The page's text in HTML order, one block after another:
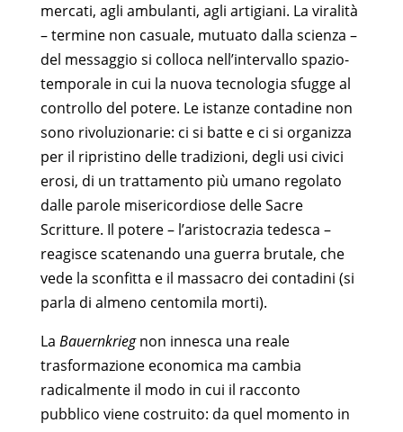
mercati, agli ambulanti, agli artigiani. La viralità
– termine non casuale, mutuato dalla scienza –
del messaggio si colloca nell’intervallo spazio-
temporale in cui la nuova tecnologia sfugge al
controllo del potere. Le istanze contadine non
sono rivoluzionarie: ci si batte e ci si organizza
per il ripristino delle tradizioni, degli usi civici
erosi, di un trattamento più umano regolato
dalle parole misericordiose delle Sacre
Scritture. Il potere – l’aristocrazia tedesca –
reagisce scatenando una guerra brutale, che
vede la sconfitta e il massacro dei contadini (si
parla di almeno centomila morti).
La Bauernkriegnon innesca una reale
trasformazione economica ma cambia
radicalmente il modo in cui il racconto
pubblico viene costruito: da quel momento in